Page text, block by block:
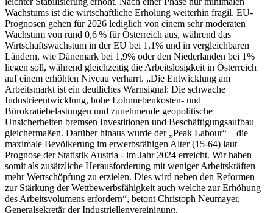
Wachstums ist die wirtschaftliche Erholung weiterhin fragil. EU-
Prognosen gehen für 2026 lediglich von einem sehr moderaten
Wachstum von rund 0,6 % für Österreich aus, während das
Wirtschaftswachstum in der EU bei 1,1% und in vergleichbaren
Ländern, wie Dänemark bei 1,9% oder den Niederlanden bei 1%
liegen soll, während gleichzeitig die Arbeitslosigkeit in Österreich
auf einem erhöhten Niveau verharrt. „Die Entwicklung am
Arbeitsmarkt ist ein deutliches Warnsignal: Die schwache
Industrieentwicklung, hohe Lohnnebenkosten- und
Bürokratiebelastungen und zunehmende geopolitische
Unsicherheiten bremsen Investitionen und Beschäftigungsaufbau
gleichermaßen. Darüber hinaus wurde der „Peak Labour“ – die
maximale Bevölkerung im erwerbsfähigen Alter (15-64) laut
Prognose der Statistik Austria - im Jahr 2024 erreicht. Wir haben
somit als zusätzliche Herausforderung mit weniger Arbeitskräften
mehr Wertschöpfung zu erzielen. Dies wird neben den Reformen
zur Stärkung der Wettbewerbsfähigkeit auch welche zur Erhöhung
des Arbeitsvolumens erfordern“, betont Christoph Neumayer,
Generalsekretär der Industriellenvereinigung.